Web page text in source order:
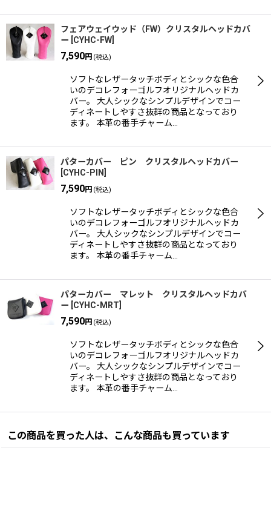
フェアウェイウッド（FW）クリスタルヘッドカバ
ー CYHC-FW
7,590円 (税込)
ソフトなレザータッチボディとシックな色合
いのデコレフォーゴルフオリジナルヘッドカ
バー。 大人シックなシンプルデザインでコー
ディネートしやすさ抜群の商品となっており
ます。 本革の番手チャーム…
パターカバー ピン クリスタルヘッドカバー
CYHC-PIN
7,590円 (税込)
ソフトなレザータッチボディとシックな色合
いのデコレフォーゴルフオリジナルヘッドカ
バー。 大人シックなシンプルデザインでコー
ディネートしやすさ抜群の商品となっており
ます。 本革の番手チャーム…
パターカバー マレット クリスタルヘッドカバ
ー CYHC-MRT
7,590円 (税込)
ソフトなレザータッチボディとシックな色合
いのデコレフォーゴルフオリジナルヘッドカ
バー。 大人シックなシンプルデザインでコー
ディネートしやすさ抜群の商品となっており
ます。 本革の番手チャーム…
この商品を買った人は、こんな商品も買っています